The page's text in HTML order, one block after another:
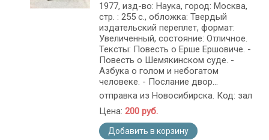
1977, изд-во: Наука, город: Москва,
стр. : 255 с., обложка: Твердый
издательский переплет, формат:
Увеличенный, состояние: Отличное.
Тексты: Повесть о Ерше Ершовиче. -
Повесть о Шемякинском суде. -
Азбука о голом и небогатом
человеке. - Послание двор...
отправка из Новосибирска. Код: зал
Цена: 200 руб.
Добавить в корзину